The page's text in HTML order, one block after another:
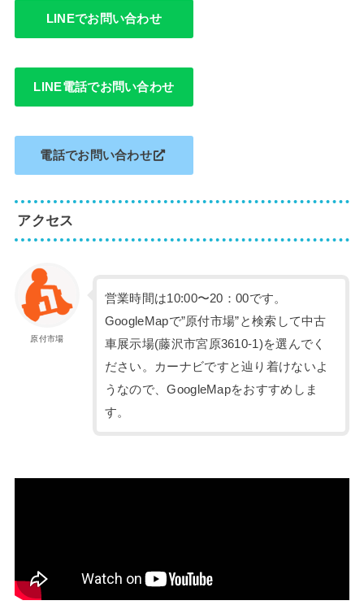
LINEでお問い合わせ
LINE電話でお問い合わせ
電話でお問い合わせ
アクセス
原付市場
営業時間は10:00〜20：00です。
GoogleMapで”原付市場”と検索して中古
車展示場(藤沢市宮原3610-1)を選んでく
ださい。カーナビですと辿り着けないよ
うなので、GoogleMapをおすすめしま
す。